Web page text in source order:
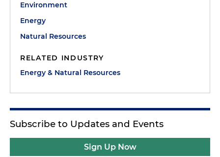
Environment
Energy
Natural Resources
RELATED INDUSTRY
Energy & Natural Resources
Subscribe to Updates and Events
Sign Up Now